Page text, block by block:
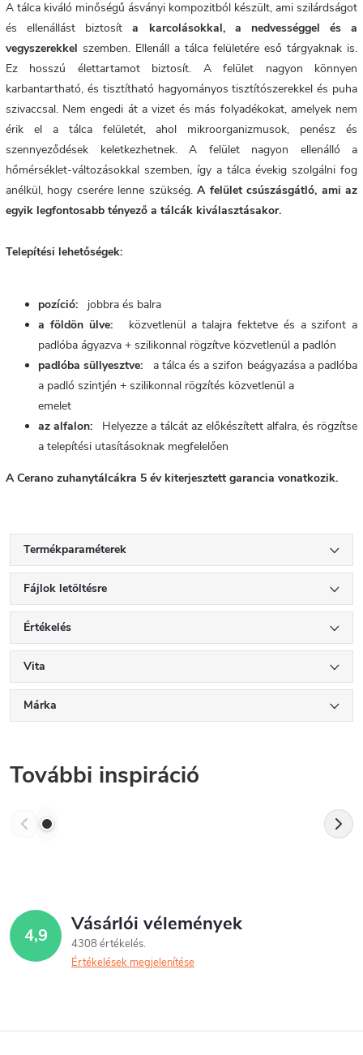
A tálca kiváló minőségű ásványi kompozitból készült, ami szilárdságot
és ellenállást biztosíta karcolásokkal, a nedvességgel és a
vegyszerekkel szemben. Ellenáll a tálca felületére eső tárgyaknak is.
Ez hosszú élettartamot biztosít. A
felület nagyon könnyen
karbantartható, és tisztítható hagyományos tisztítószerekkel és puha
szivaccsal. Nem engedi át a vizet és más folyadékokat, amelyek nem
érik el a tálca felületét, ahol mikroorganizmusok, penész és
szennyeződések keletkezhetnek. A felület nagyon ellenálló a
hőmérséklet-változásokkal szemben, így a tálca évekig szolgálni fog
anélkül, hogy cserére lenne szükség. A felület csúszásgátló, ami az
egyik legfontosabb tényező a tálcák kiválasztásakor.
Telepítési lehetőségek:
pozíció:
jobbra és balra
a földön ülve:
közvetlenül a talajra fektetve és a szifont a
padlóba ágyazva + szilikonnal rögzítve közvetlenül a padlón
padlóba süllyesztve:
a tálca és a szifon beágyazása a padlóba
a padló szintjén + szilikonnal rögzítés közvetlenül a
emelet
az alfalon:
Helyezze a tálcát az előkészített alfalra, és rögzítse
a telepítési utasításoknak megfelelően
A Cerano zuhanytálcákra 5 év kiterjesztett garancia vonatkozik.
Termékparaméterek
Fájlok letöltésre
Értékelés
Vita
Márka
További inspiráció
4,9 Vásárlói vélemények
4308 értékelés
Értékelések megjelenítése